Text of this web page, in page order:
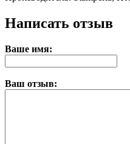
Написать отзыв
Ваше имя:
Ваш отзыв: